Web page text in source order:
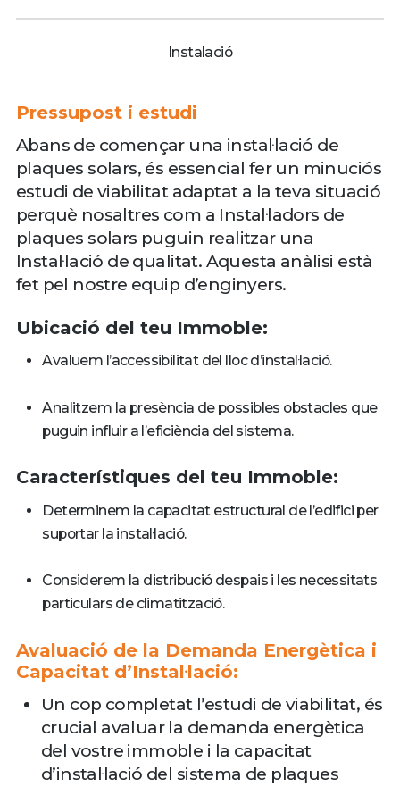
Instalació
Pressupost i estudi
Abans de començar una instal·lació de
plaques solars, és essencial fer un minuciós
estudi de viabilitat adaptat a la teva situació
perquè nosaltres com a Instal·ladors de
plaques solars puguin realitzar una
Instal·lació de qualitat. Aquesta anàlisi està
fet pel nostre equip d’enginyers.
Ubicació del teu Immoble:
Avaluem l’accessibilitat del lloc d’instal·lació.
Analitzem la presència de possibles obstacles que
puguin influir a l’eficiència del sistema.
Característiques del teu Immoble:
Determinem la capacitat estructural de l’edifici per
suportar la instal·lació.
Considerem la distribució despais i les necessitats
particulars de climatització.
Avaluació de la Demanda Energètica i
Capacitat d’Instal·lació:
Un cop completat l’estudi de viabilitat, és
crucial avaluar la demanda energètica
del vostre immoble i la capacitat
d’instal·lació del sistema de plaques